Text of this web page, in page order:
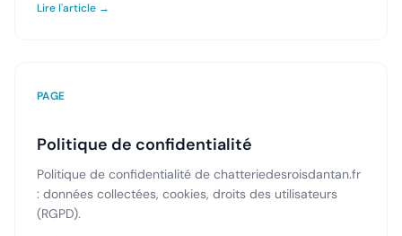
Lire l'article →
PAGE
Politique de confidentialité
Politique de confidentialité de chatteriedesroisdantan.fr
: données collectées, cookies, droits des utilisateurs
(RGPD).